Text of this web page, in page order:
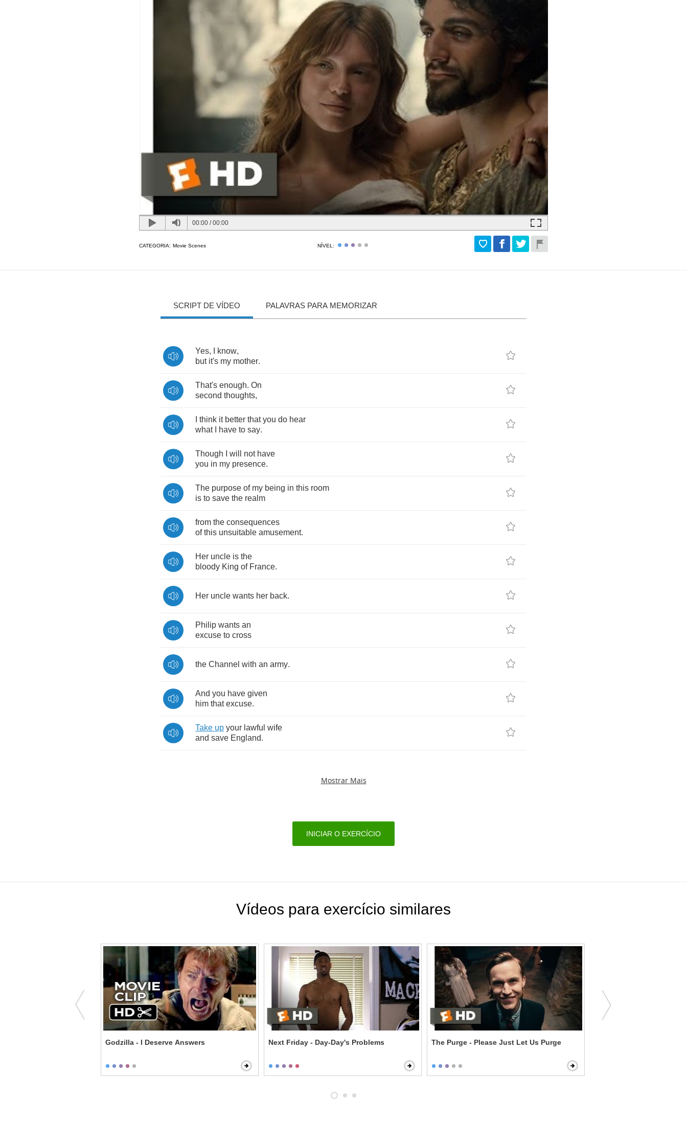
00:00 /00:00
CATEGORIA: Movie Scenes NÍVEL:
SCRIPT DE VÍDEO PALAVRAS PARA MEMORIZAR
Yes, know,
but it's my mother.
That's enough. On
second thoughts,
think it better that you do hear
what
have to say.
Though will not have
you in my presence.
The purpose of my being in this room
is to save the realm
from the consequences
of this unsuitable amusement.
Her uncle is the
bloody King of France.
Her uncle wants her back.
Philip wants an
excuse to cross
the Channel with an army.
And you have given
him that excuse.
Take up your lawful wife
and save England.
Mostrar Mais
INICIAR O EXERCÍCIO
Vídeos para exercício similares
Godzilla - I Deserve Answers Next Friday - Day-Day's Problems The Purge - Please Just Let Us Purge